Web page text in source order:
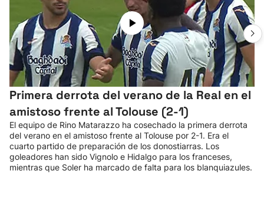
Primera derrota del verano de la Real en el
amistoso frente al Tolouse (2-1)
El equipo de Rino Matarazzo ha cosechado la primera derrota
del verano en el amistoso frente al Tolouse por 2-1. Era el
cuarto partido de preparación de los donostiarras. Los
goleadores han sido Vignolo e Hidalgo para los franceses,
mientras que Soler ha marcado de falta para los blanquiazules.